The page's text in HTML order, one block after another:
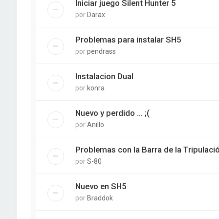
Iniciar juego Silent Hunter 5
por Darax
Problemas para instalar SH5
porpendrass
Instalacion Dual
por konra
Nuevo y perdido ... ;(
porAnillo
Problemas con la Barra de la
porS-80
Nuevo en SH5
por Braddok